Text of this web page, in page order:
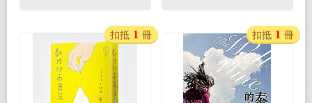
扣抵 1 冊 扣抵 1 冊